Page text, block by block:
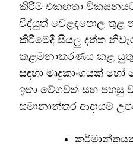
කිරීම එකඟතා
විද්යුත් වෙළඳපොල තුළ
කිරීමේදී සියලු දත්ත
කළමනාකරණය කළ
සඳහා මෘදුකාංගයක් හෝ
ඉතා වේගවත් සහ පහසු
සමානාන්තර ආදායම්